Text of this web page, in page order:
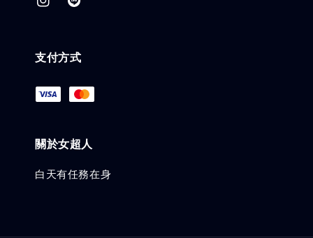
支付方式
關於女超人
白天有任務在身